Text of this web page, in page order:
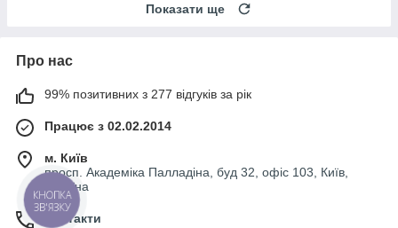
Показати ще
Про нас
99% позитивних з 277 відгуків за рік
Працює з 02.02.2014
м. Київ
просп. Академіка Палладіна, буд 32, офіс 103, Київ,
Україна
Контакти
КНОПКА
ЗВ'ЯЗКУ